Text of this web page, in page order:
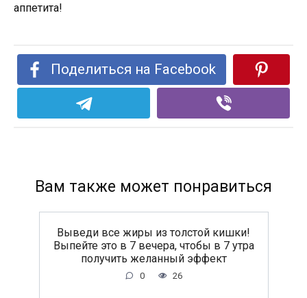
аппетита!
Поделиться на Facebook
Вам также может понравиться
Выведи все жиры из толстой кишки!
Выпейте это в 7 вечера, чтобы в 7 утра
получить желанный эффект
0 26